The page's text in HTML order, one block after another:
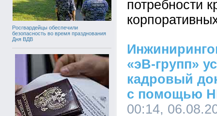
Росгвардейцы обеспечили
безопасность во время празднования
Дня ВДВ
потребности
«эВ-групп»
кадровый
с помощью
00:14,